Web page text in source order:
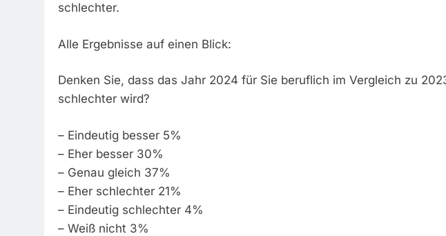
schlechter.
Alle Ergebnisse auf einen Blick:
Denken Sie, dass das Jahr 2024 für Sie beruflich im Vergleich zu
schlechter wird?
– Eindeutig besser 5%
– Eher besser 30%
– Genau gleich 37%
– Eher schlechter 21%
– Eindeutig schlechter 4%
– Weiß nicht 3%